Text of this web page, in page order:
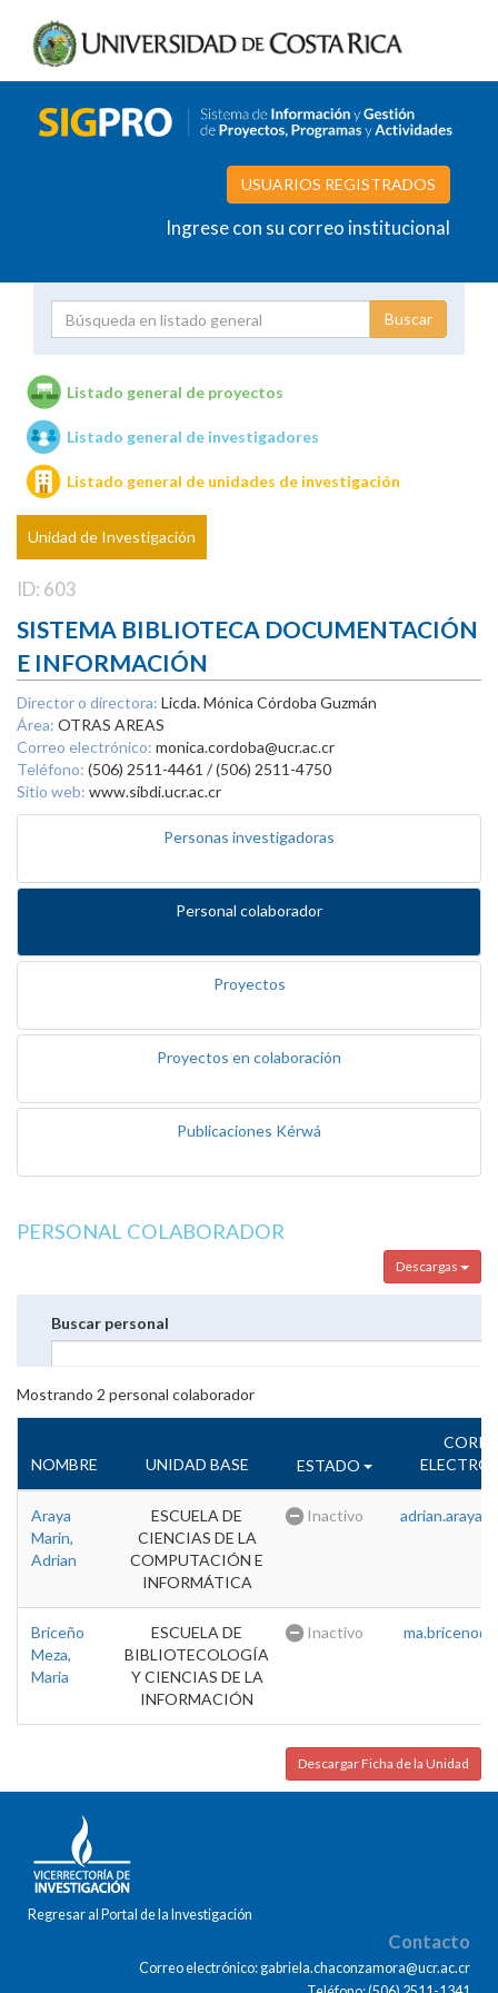
USUARIOS REGISTRADOS
Ingrese con su correo institucional
Unidades de investigación
Listado general de proyectos
Listado general de investigadores
Listado general de unidades de investigación
Unidad de Investigación
ID: 603
SISTEMA BIBLIOTECA DOCUMENTACIÓN
E INFORMACIÓN
Director o directora: Licda. Mónica Córdoba Guzmán
Área: OTRAS AREAS
Correo electrónico: monica.cordoba@ucr.ac.cr
Teléfono: (506) 2511-4461 / (506) 2511-4750
Sitio web: www.sibdi.ucr.ac.cr
Personas investigadoras
Personal colaborador
Proyectos
Proyectos en colaboración
Publicaciones Kérwá
PERSONAL COLABORADOR
Descargas
Buscar personal
Mostrando 2 personal colaborador
NOMBRE UNIDAD BASE ESTADO
Araya
Marin,
Adrian
ESCUELA DE
CIENCIAS DE LA
COMPUTACIÓN E
INFORMÁTICA
Inactivo
Briceño
Meza,
Maria
ESCUELA DE
BIBLIOTECOLOGÍA
Y CIENCIAS DE LA
INFORMACIÓN
Inactivo
Descargar Ficha de la Unidad
Regresar al Portal de la Investigación
Contacto
Correo electrónico: gabriela.chaconzamora@ucr.ac.cr